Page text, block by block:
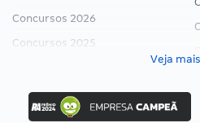
Concursos 2026
Concursos 2025
Concurso Nacional Unificado
Concurso Ibama
Concurso MPU
Veja mais